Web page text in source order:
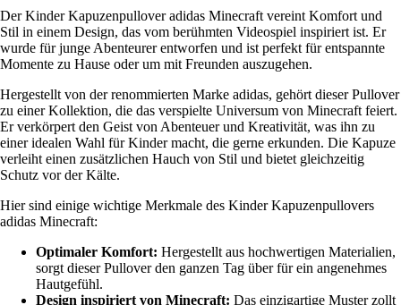
Der Kinder Kapuzenpullover adidas Minecraft vereint Komfort und
Stil in einem Design, das vom berühmten Videospiel inspiriert ist. Er
wurde für junge Abenteurer entworfen und ist perfekt für entspannte
Momente zu Hause oder um mit Freunden auszugehen.
Hergestellt von der renommierten Marke adidas, gehört dieser Pullover
zu einer Kollektion, die das verspielte Universum von Minecraft feiert.
Er verkörpert den Geist von Abenteuer und Kreativität, was ihn zu
einer idealen Wahl für Kinder macht, die gerne erkunden. Die Kapuze
verleiht einen zusätzlichen Hauch von Stil und bietet gleichzeitig
Schutz vor der Kälte.
Hier sind einige wichtige Merkmale des Kinder Kapuzenpullovers
adidas Minecraft:
Optimaler Komfort: Hergestellt aus hochwertigen Materialien,
sorgt dieser Pullover den ganzen Tag über für ein angenehmes
Hautgefühl.
Design inspiriert von Minecraft: Das einzigartige Muster zollt